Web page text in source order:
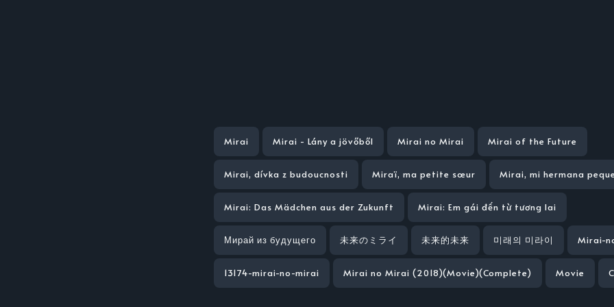
Mirai Mirai - Lány a jövőből Mirai no Mirai Mirai of the Future
Mirai, dívka z budoucnosti Miraï, ma petite sœur Mirai, mi hermana
Mirai: Das Mädchen aus der Zukunft Mirai: Em gái đến từ tương lai
Мирай из будущего 未来のミライ 未来的未来 미래의 미라이 Mirai-
13174-mirai-no-mirai Mirai no Mirai (2018)(Movie)(Complete) Movie